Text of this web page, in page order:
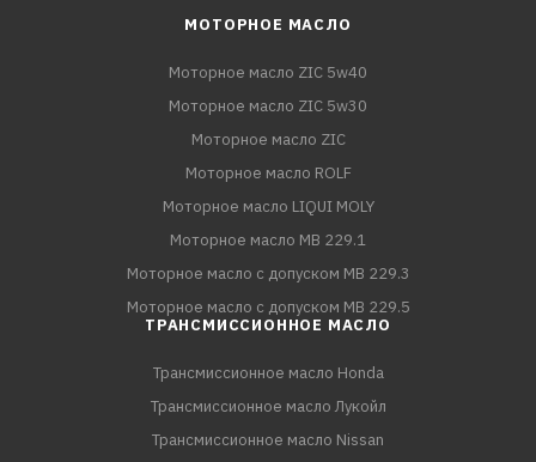
МОТОРНОЕ МАСЛО
Моторное масло ZIC 5w40
Моторное масло ZIC 5w30
Моторное масло ZIC
Моторное масло ROLF
Моторное масло LIQUI MOLY
Моторное масло MB 229.1
Моторное масло с допуском MB 229.3
Моторное масло с допуском MB 229.5
ТРАНСМИССИОННОЕ МАСЛО
Трансмиссионное масло Honda
Трансмиссионное масло Лукойл
Трансмиссионное масло Nissan